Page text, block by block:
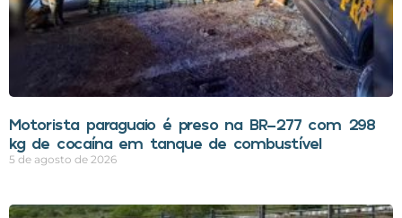
Motorista paraguaio é preso na BR-277 com 298
kg de cocaína em tanque de combustível
5 de agosto de 2026